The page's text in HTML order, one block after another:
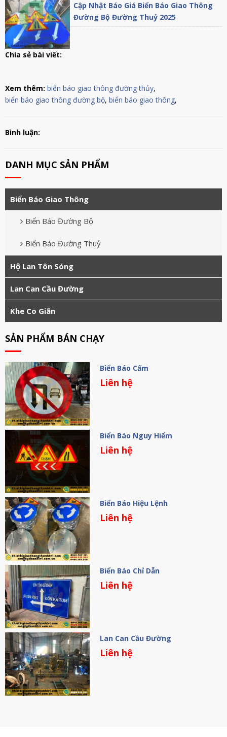
Cập Nhật Báo Giá Biển Báo Giao Thông
Đường Bộ Đường Thuỷ 2025
Chia sẻ bài viết:
Xem thêm: biển báo giao thông đường thủy,
biển báo giao thông đường bộ, biển báo giao thông,
Bình luận:
DANH MỤC SẢN PHẨM
Biển Báo Giao Thông
Biển Báo Đường Bộ
Biển Báo Đường Thuỷ
Hộ Lan Tôn Sóng
Lan Can Cầu Đường
Khe Co Giãn
SẢN PHẨM BÁN CHẠY
Biển Báo Cấm
Liên hệ
Biển Báo Nguy Hiểm
Liên hệ
Biển Báo Hiệu Lệnh
Liên hệ
Biển Báo Chỉ Dẫn
Liên hệ
Lan Can Cầu Đường
Liên hệ